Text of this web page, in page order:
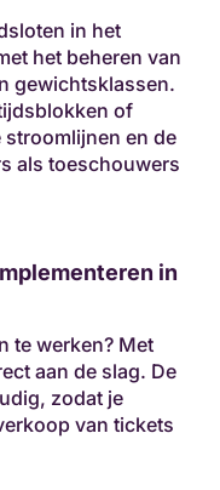
in het
het beheren van
gewichtsklassen.
of
stroomlijnen en de
als toeschouwers
in
te werken? Met
aan de slag. De
zodat je
van tickets